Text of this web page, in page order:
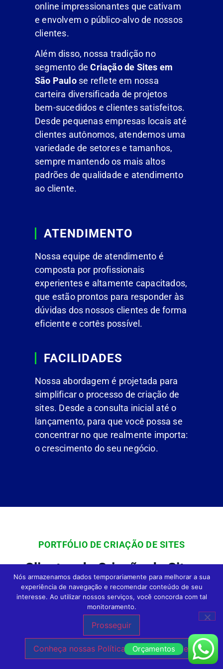
online impressionantes que cativam
e envolvem o público-alvo de nossos
clientes.
Além disso, nossa tradição no
segmento de Criação de Sites em
São Paulose reflete em nossa
carteira diversificada de projetos
bem-sucedidos e clientes satisfeitos.
Desde pequenas empresas locais até
clientes autônomos, atendemos uma
variedade de setores e tamanhos,
sempre mantendo os mais altos
padrões de qualidade e atendimento
ao cliente.
ATENDIMENTO
Nossa equipe de atendimento é
composta por profissionais
experientes e altamente capacitados,
que estão prontos para responder às
dúvidas dos nossos clientes de forma
eficiente e cortês possível.
FACILIDADES
Nossa abordagem é projetada para
simplificar o processo de criação de
sites. Desde a consulta inicial até o
lançamento, para que você possa se
concentrar no que realmente importa:
o crescimento do seu negócio.
PORTFÓLIO DE CRIAÇÃO DE SITES
Clientes de Criação de Sites
Profissionais e Loja Virtual em
Todo o Brasil da Agência Expert
Digital
Criação de Sites em São
Orçamentos
Nós armazenamos dados temporariamente para melhorar a sua
experiência de navegação e recomendar conteúdo de seu
interesse. Ao utilizar nossos serviços, você concorda com tal
monitoramento.
Prosseguir
Conheça nossas Políticas de Privacidade.